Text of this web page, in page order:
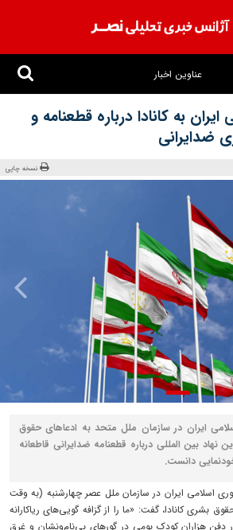
عناوین اخبار
به کانادا درباره قطعنامه و
ضدایرانی
نسخه چاپی
ایران در سازمان ملل متحد به ادعاهای حقوق
نهاد بین المللی درباره قطعنامه ضدایرانی قاطعانه
دانست.
اسلامی ایران در سازمان ملل عصر چهارشنبه (به وقت
بشری کانادا، گفت: «ما را از گزافه ‌گویی‌های ریاکارانه
دفن هزاران کودک بومی در گورهای بی‌نام‌ونشان و غرق